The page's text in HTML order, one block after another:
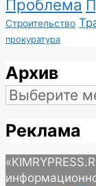
Проблема
Строительство
прокуратура
Архив
Архив
Реклама